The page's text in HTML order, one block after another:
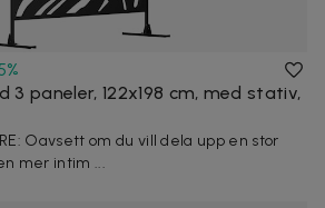
%
3 paneler, 122x198 cm, med stativ,
Oavsett om du vill dela upp en stor
mer intim ...